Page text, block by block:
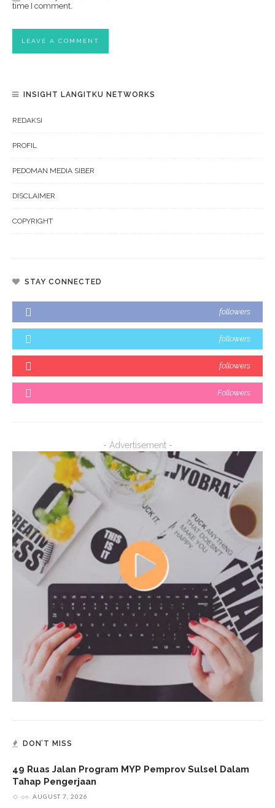
time I comment.
INSIGHT LANGITKU NETWORKS
REDAKSI
PROFIL
PEDOMAN MEDIA SIBER
DISCLAIMER
COPYRIGHT
STAY CONNECTED
followers
followers
followers
Followers
- Advertisement -
DON’T MISS
49 Ruas Jalan Program MYP Pemprov Sulsel Dalam
Tahap Pengerjaan
on AUGUST 7, 2026